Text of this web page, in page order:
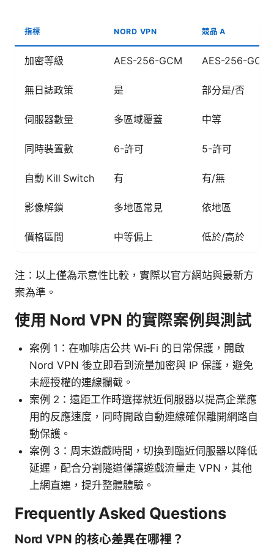
指標 NORD VPN 競品 A
加密等級 AES-256-GCM AES-256-GCM
無日誌政策 是 部分是/否
伺服器數量 多區域覆蓋 中等
同時裝置數 6-許可 5-許可
自動 Kill Switch 有 有/無
影像解鎖 多地區常見 依地區
價格區間 中等偏上 低於/高於
注：以上僅為示意性比較，實際以官方網站與最新方
案為準。
使用 Nord VPN 的實際案例與測試
案例 1：在咖啡店公共 Wi‑Fi 的日常保護，開啟
Nord VPN 後立即看到流量加密與 IP 保護，避免
未經授權的連線攔截。
案例 2：遠距工作時選擇就近伺服器以提高企業應
用的反應速度，同時開啟自動連線確保離開網路自
動保護。
案例 3：周末遊戲時間，切換到臨近伺服器以降低
延遲，配合分割隧道僅讓遊戲流量走 VPN，其他
上網直連，提升整體體驗。
Frequently Asked Questions
Nord VPN 的核心差異在哪裡？